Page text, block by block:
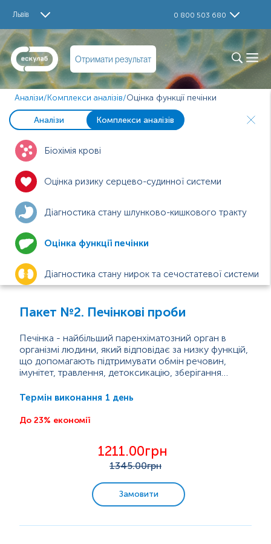
Львів 0 800 503 680
Отримати результат
Аналізи/Комплекси аналізів/Оцінка функції печінки
Аналізи Комплекси аналізів
Біохімія крові
Оцінка ризику серцево-судинної системи
Діагностика стану шлунково-кишкового тракту
Оцінка функції печінки
Діагностика стану нирок та сечостатевої системи
Анемія
Цукровий діабет
Діагностика функцій щитоподібної залози
Вагітність
Захворювання органів дихання
Біль у суглобах
Пакет №2. Печінкові проби
Печінка - найбільший паренхіматозний орган в
організмі людини, який відповідає за низку функцій,
що допомагають підтримувати обмін речовин,
імунітет, травлення, детоксикацію, зберігання
близько 2% маси тіла дорослої людини.
вироблення жовчі, що бере участь у
всмоктуванні й перетравлюванні жирів;
поглинання та метаболізм білірубіну;
метаболізм...
Термін виконання 1 день
До 23% економії
1211.00грн
1345.00грн
Замовити